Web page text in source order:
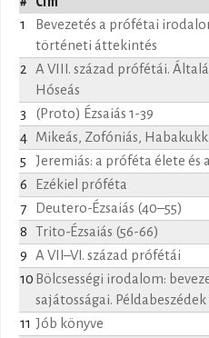
1
Bevezetés a prófétai
történeti áttekintés
2
A VIII. század prófétái.
Hóseás
3
(Proto) Ézsaiás 1-39
4
Mikeás, Zofóniás, Habakukk
5
Jeremiás: a próféta élete és
6
Ezékiel próféta
7
Deutero-Ézsaiás (40–55)
8
Trito-Ézsaiás (56-66)
9
A VII–VI. század prófétái
10 Bölcsességi irodalom:
sajátosságai.
11 Jób könyve